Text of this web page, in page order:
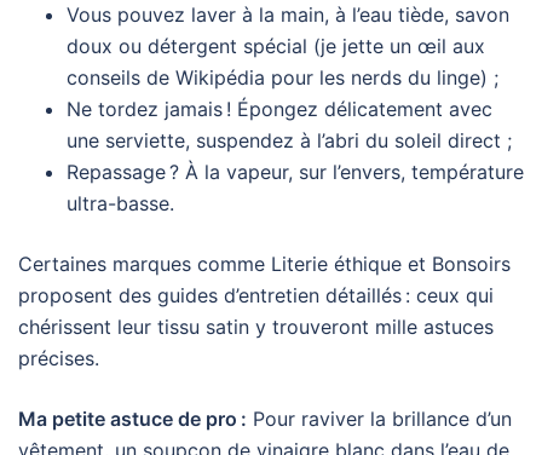
Vous pouvez laver à la main, à l’eau tiède, savon
doux ou détergent spécial (je jette un œil aux
conseils de Wikipédia pour les nerds du linge) ;
Ne tordez jamais ! Épongez délicatement avec
une serviette, suspendez à l’abri du soleil direct ;
Repassage ? À la vapeur, sur l’envers, température
ultra-basse.
Certaines marques comme Literie éthique et Bonsoirs
proposent des guides d’entretien détaillés : ceux qui
chérissent leur tissu satin y trouveront mille astuces
précises.
Ma petite astuce de pro : Pour raviver la brillance d’un
vêtement, un soupçon de vinaigre blanc dans l’eau de